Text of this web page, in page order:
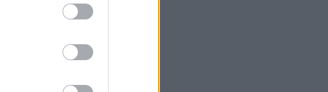
di
1,5 milioni di
personale
2019
51,8%